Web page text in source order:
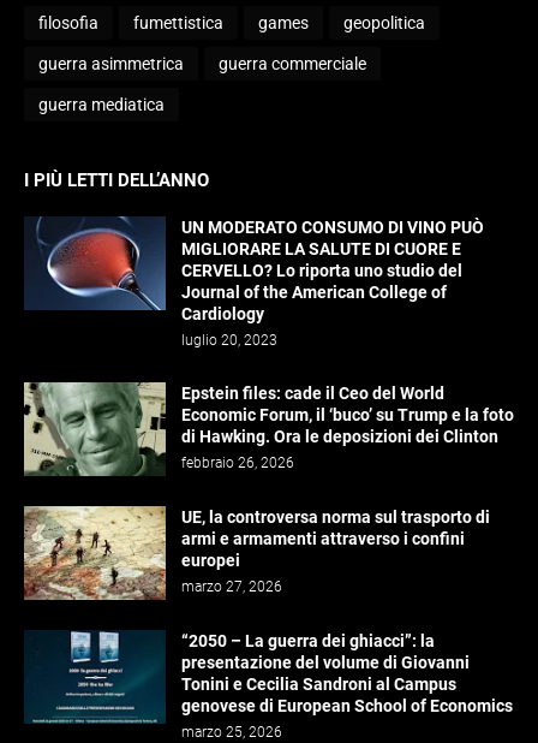
filosofia fumettistica games geopolitica
guerra asimmetrica guerra commerciale
guerra mediatica
I PIÙ LETTI DELL’ANNO
UN MODERATO CONSUMO DI VINO PUÒ
MIGLIORARE LA SALUTE DI CUORE E
CERVELLO? Lo riporta uno studio del
Journal of the American College of
Cardiology
luglio 20, 2023
Epstein files: cade il Ceo del World
Economic Forum, il ‘buco’ su Trump e la foto
di Hawking. Ora le deposizioni dei Clinton
febbraio 26, 2026
UE, la controversa norma sul trasporto di
armi e armamenti attraverso i confini
europei
marzo 27, 2026
“2050 – La guerra dei ghiacci”: la
presentazione del volume di Giovanni
Tonini e Cecilia Sandroni al Campus
genovese di European School of Economics
marzo 25, 2026